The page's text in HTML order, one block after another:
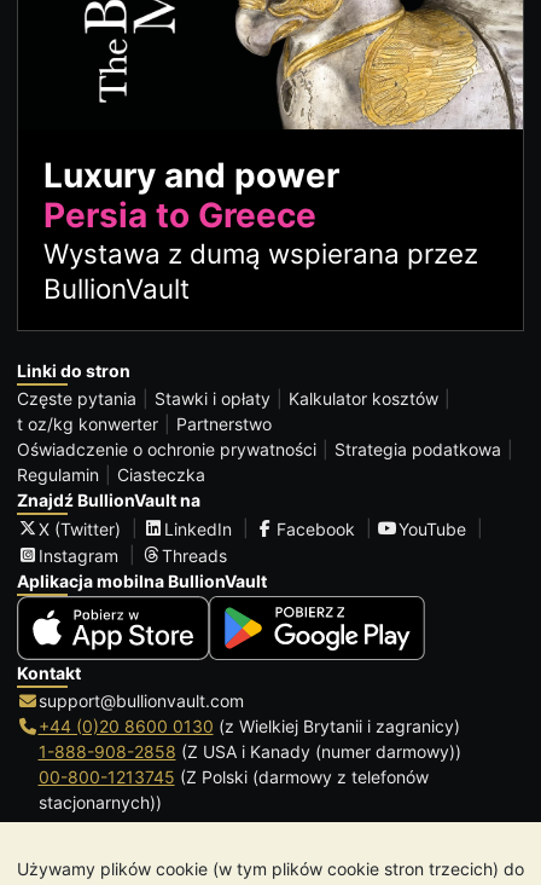
Używamy plików cookie (w tym plików cookie stron trzecich) do
Luxury and power
Persia to Greece
Wystawa z dumą wspierana przez
BullionVault
Linki do stron
Częste pytania
Stawki i opłaty
Kalkulator kosztów
t oz/kg konwerter
Partnerstwo
Oświadczenie o ochronie prywatności
Strategia podatkowa
Regulamin
Ciasteczka
Znajdź BullionVault na
X (Twitter)
LinkedIn Facebook
YouTube
Instagram
Threads
Aplikacja mobilna BullionVault
Kontakt
support@bullionvault.com
+44 (0)20 8600 0130 (z Wielkiej Brytanii i zagranicy)
1-888-908-2858 (Z USA i Kanady (numer darmowy))
00-800-1213745 (Z Polski (darmowy z telefonów
stacjonarnych))